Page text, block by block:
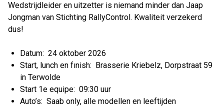
Wedstrijdleider en uitzetter is niemand minder dan Jaap
Jongman van Stichting RallyControl. Kwaliteit verzekerd
dus!
Datum: 24 oktober 2026
Start, lunch en fınish: Brasserie Kriebelz, Dorpstraat 59
in Terwolde
Start 1e equipe: 09:30 uur
Auto’s: Saab only, alle modellen en leeftijden